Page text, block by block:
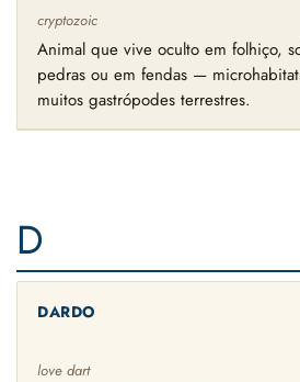
cryptozoic
Animal que vive oculto em folhiço,
pedras ou em fendas —
muitos gastrópodes terrestres.
D
DARDO
love dart